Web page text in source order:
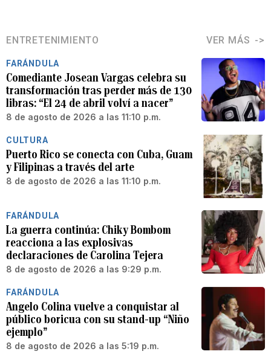
ENTRETENIMIENTO VER MÁS
FARÁNDULA
Comediante Josean Vargas celebra su
transformación tras perder más de 130
libras: “El 24 de abril volví a nacer”
8 de agosto de 2026 a las 11:10 p.m.
CULTURA
Puerto Rico se conecta con Cuba, Guam
y Filipinas a través del arte
8 de agosto de 2026 a las 11:10 p.m.
FARÁNDULA
La guerra continúa: Chiky Bombom
reacciona a las explosivas
declaraciones de Carolina Tejera
8 de agosto de 2026 a las 9:29 p.m.
FARÁNDULA
Angelo Colina vuelve a conquistar al
público boricua con su stand-up “Niño
ejemplo”
8 de agosto de 2026 a las 5:19 p.m.